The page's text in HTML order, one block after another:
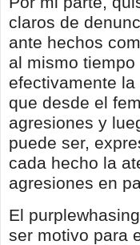
claros de
ante hechos
al mismo
efectivamente
que desde el
agresiones y
puede ser,
cada hecho la
agresiones en
El
ser motivo para